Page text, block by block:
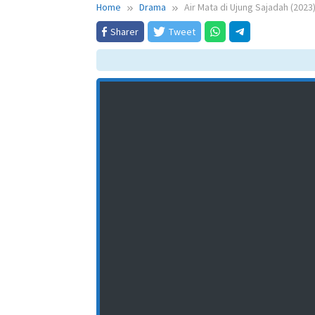
Home Drama
Air Mata di Ujung Sajadah (2023)
Sharer
Tweet